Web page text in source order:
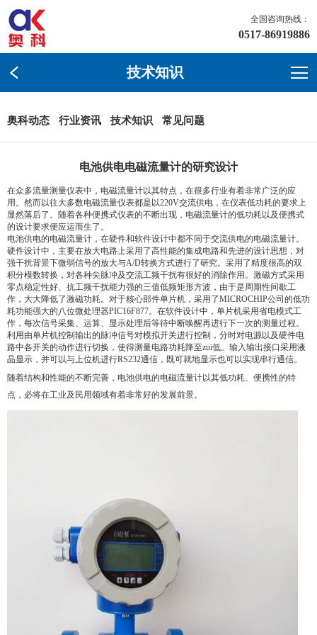
全国咨询热线：
0517-86919886
技术知识
奥科动态 行业资讯 技术知识 常见问题
电池供电电磁流量计的研究设计
在众多流量测量仪表中，电磁流量计以其特点，在很多行业有着非常广泛的应
用。然而以往大多数电磁流量仪表都是以220V交流供电，在仪表低功耗的要求上
显然落后了。随着各种便携式仪表的不断出现，电磁流量计的低功耗以及便携式
的设计要求便应运而生了。
电池供电的电磁流量计，在硬件和软件设计中都不同于交流供电的电磁流量计。
硬件设计中，主要在放大电路上采用了高性能的集成电路和先进的设计思想，对
强干扰背景下微弱信号的放大与A/D转换方式进行了研究。采用了精度很高的双
积分模数转换，对各种尖脉冲及交流工频干扰有很好的消除作用。激磁方式采用
零点稳定性好、抗工频干扰能力强的三值低频矩形方波，由于是周期性间歇工
作，大大降低了激磁功耗。对于核心部件单片机，采用了MICROCHIP公司的低功
耗功能强大的八位微处理器PIC16F877。在软件设计中，单片机采用省电模式工
作，每次信号采集、运算、显示处理后等待中断唤醒再进行下一次的测量过程。
利用由单片机控制输出的脉冲信号对模拟开关进行控制，分时对电源以及硬件电
路中各开关的动作进行切换，使得测量电路功耗降至zui低。输入输出接口采用液
晶显示，并可以与上位机进行RS232通信，既可就地显示也可以实现串行通信。
随着结构和性能的不断完善，电池供电的电磁流量计以其低功耗、便携性的特
点，必将在工业及民用领域有着非常好的发展前景。